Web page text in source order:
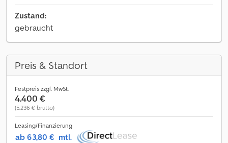
Zustand:
gebraucht
Preis & Standort
Festpreis zzgl. MwSt.
4.400 €
(5.236 € brutto)
Leasing/Finanzierung
ab 63,80 € mtl.